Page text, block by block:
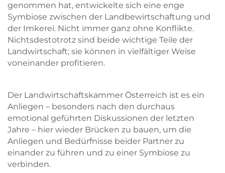
Skip to main content
Skip to main content
genommen hat, entwickelte sich eine enge
Symbiose zwischen der Landbewirtschaftung und
der Imkerei. Nicht immer ganz ohne Konflikte.
Nichtsdestotrotz sind beide wichtige Teile der
Landwirtschaft; sie können in vielfältiger Weise
voneinander profitieren.
Der Landwirtschaftskammer Österreich ist es ein
Anliegen – besonders nach den durchaus
emotional geführten Diskussionen der letzten
Jahre – hier wieder Brücken zu bauen, um die
Anliegen und Bedürfnisse beider Partner zu
einander zu führen und zu einer Symbiose zu
verbinden.